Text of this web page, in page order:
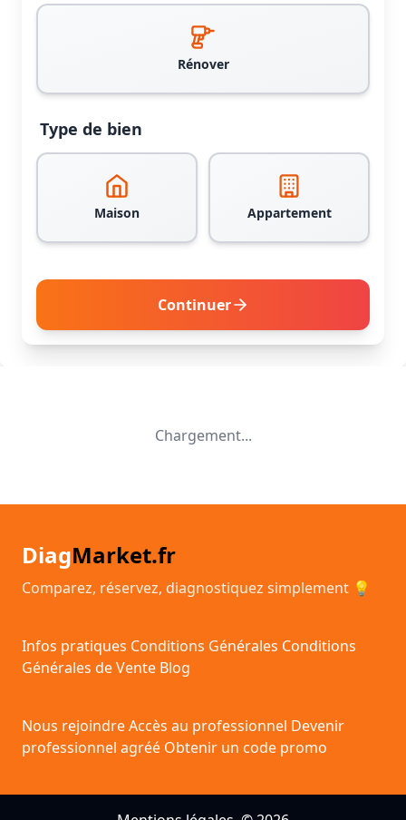
Rénover
Type de bien
Maison Appartement
Continuer
Chargement...
DiagMarket.fr
Comparez, réservez, diagnostiquez simplement 💡
Infos pratiques Conditions Générales Conditions
Générales de Vente Blog
Nous rejoindreAccès au professionnel Devenir
professionnel agréé Obtenir un code promo